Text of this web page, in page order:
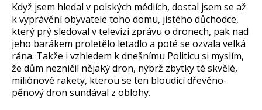
Když jsem hledal v polských médiích, dostal jsem se až
k vyprávění obyvatele toho domu, jistého důchodce,
který prý sledoval v televizi zprávu o dronech, pak nad
jeho barákem proletělo letadlo a poté se ozvala velká
rána. Takže i vzhledem k dnešnímu Politicu si myslím,
že dům nezničil nějaký dron, nýbrž zbytky té skvělé,
miliónové rakety, kterou se ten bloudící dřevěno-
pěnový dron sundával z oblohy.